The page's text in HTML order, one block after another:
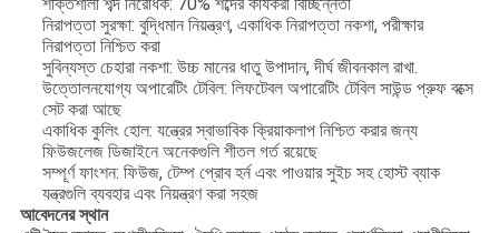
শক্তিশালী শব্দ নিরোধক: 70% শব্দের কার্যকরী বিচ্ছিন্নতা
নিরাপত্তা সুরক্ষা: বুদ্ধিমান নিয়ন্ত্রণ, একাধিক নিরাপত্তা নকশা, পরীক্ষার
নিরাপত্তা নিশ্চিত করা
সুবিন্যস্ত চেহারা নকশা: উচ্চ মানের ধাতু উপাদান, দীর্ঘ জীবনকাল রাখা.
উত্তোলনযোগ্য অপারেটিং টেবিল: লিফটেবল অপারেটিং টেবিল সাউন্ড প্রুফ বক্সে
সেট করা আছে
একাধিক কুলিং হোল: যন্ত্রের স্বাভাবিক ক্রিয়াকলাপ নিশ্চিত করার জন্য
ফিউজলেজ ডিজাইনে অনেকগুলি শীতল গর্ত রয়েছে
সম্পূর্ণ ফাংশন: ফিউজ, টেম্প প্রোব হর্ন এবং পাওয়ার সুইচ সহ হোস্ট ব্যাক
যন্ত্রগুলি ব্যবহার এবং নিয়ন্ত্রণ করা সহজ
আবেদনের স্থান